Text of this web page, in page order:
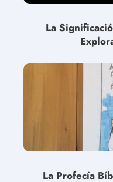
La
La Profecía